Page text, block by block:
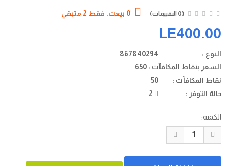
(0 التقييمات)
LE400.00
النوع :
السعر بنقاط المكافآت :
نقاط المكافآت :
حالة التوفر :
الكمية: